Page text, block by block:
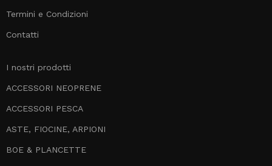
Termini e Condizioni
Contatti
I nostri prodotti
ACCESSORI NEOPRENE
ACCESSORI PESCA
ASTE, FIOCINE, ARPIONI
BOE & PLANCETTE